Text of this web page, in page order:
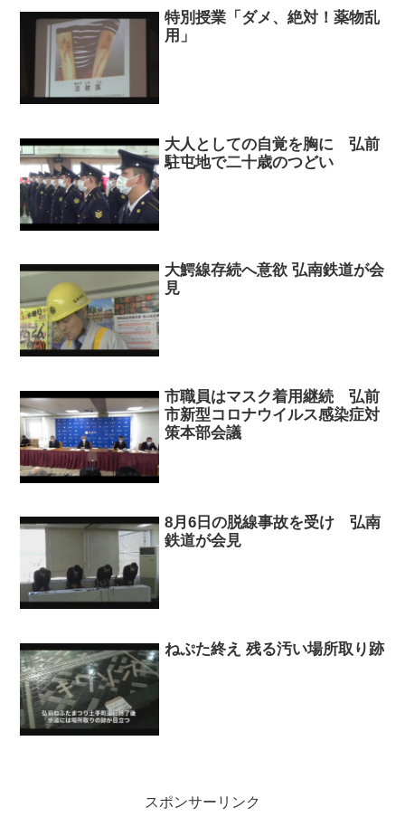
特別授業「ダメ、絶対！薬物乱
用」
大人としての自覚を胸に 弘前
駐屯地で二十歳のつどい
大鰐線存続へ意欲 弘南鉄道が会
見
市職員はマスク着用継続 弘前
市新型コロナウイルス感染症対
策本部会議
8月6日の脱線事故を受け 弘南
鉄道が会見
ねぷた終え 残る汚い場所取り跡
スポンサーリンク